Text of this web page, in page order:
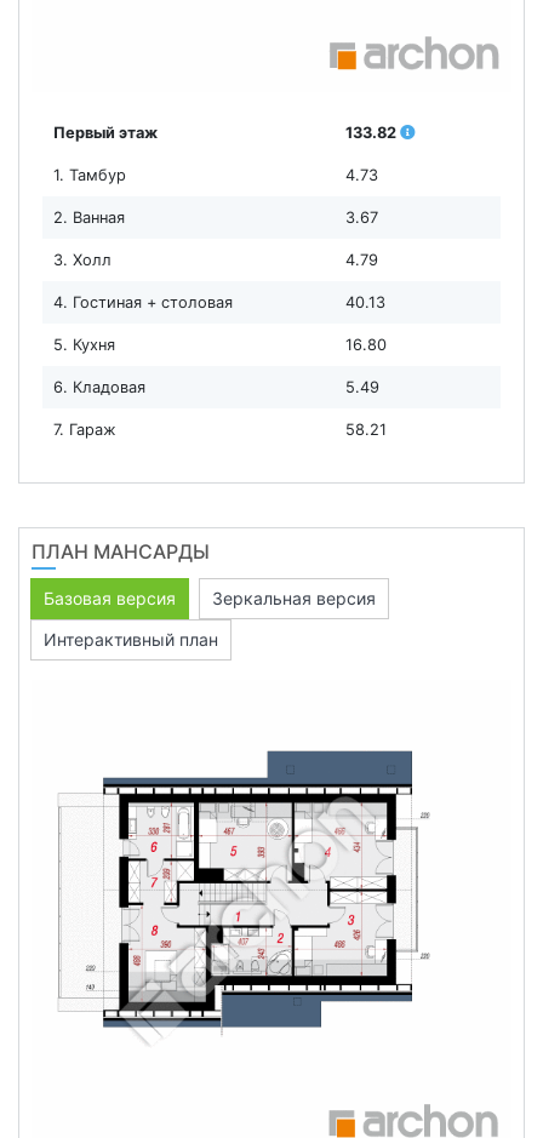
Первый этаж 133.82
1. Тамбур 4.73
2. Ванная 3.67
3. Холл 4.79
4. Гостиная + столовая 40.13
5. Кухня 16.80
6. Кладовая 5.49
7. Гараж 58.21
ПЛАН МАНСАРДЫ
Базовая версия
Зеркальная версия
Интерактивный план